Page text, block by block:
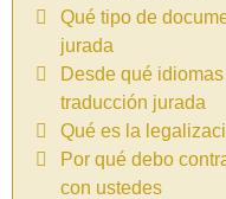
Qué tipo de
jurada
Desde qué
traducción jurada
Qué es la
Por qué debo
con ustedes